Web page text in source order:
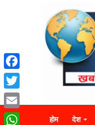
होम देश
Facebook
Twitter
Email